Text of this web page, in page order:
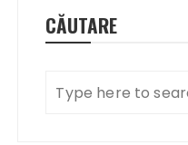
CĂUTARE